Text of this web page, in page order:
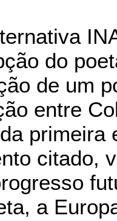
do
de um
entre
primeira
citado,
a